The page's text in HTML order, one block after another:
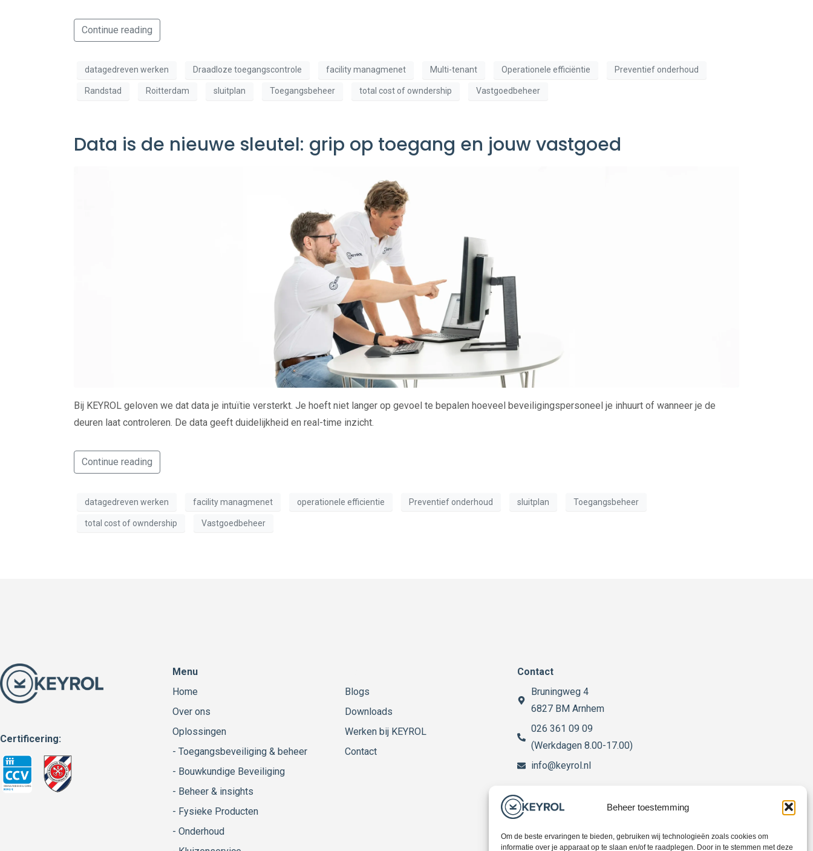
Beheer toestemming
Om de beste ervaringen te bieden, gebruiken wij technologieën zoals cookies om
informatie over je apparaat op te slaan en/of te raadplegen. Door in te stemmen met deze
Continue reading
datagedreven werken Draadloze toegangscontrole facility managmenet Multi-tenant Operationele efficiëntie Preventief onderhoud
Randstad Roitterdam sluitplan Toegangsbeheer total cost of owndership Vastgoedbeheer
Data is de nieuwe sleutel: grip op toegang en jouw vastgoed
Bij KEYROL geloven we dat data je intuïtie versterkt. Je hoeft niet langer op gevoel te bepalen hoeveel beveiligingspersoneel je inhuurt of wanneer je de
deuren laat controleren. De data geeft duidelijkheid en real-time inzicht.
Continue reading
datagedreven werken facility managmenet operationele efficientie Preventief onderhoud sluitplan Toegangsbeheer
total cost of owndership Vastgoedbeheer
Certificering:
Menu
Home
Over ons
Oplossingen
- Toegangsbeveiliging & beheer
- Bouwkundige Beveiliging
- Beheer & insights
- Fysieke Producten
- Onderhoud
Blogs
Downloads
Werken bij KEYROL
Contact
Contact
Bruningweg 4
6827 BM Arnhem
026 361 09 09
(Werkdagen 8.00-17.00)
info@keyrol.nl
Openingstijden winkel
Werkdagen 13.00-17.00